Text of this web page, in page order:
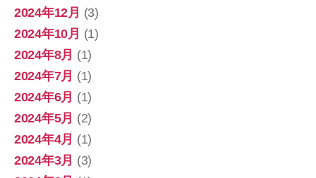
2024年12月 (3)
2024年10月 (1)
2024年8月 (1)
2024年7月 (1)
2024年6月 (1)
2024年5月 (2)
2024年4月 (1)
2024年3月 (3)